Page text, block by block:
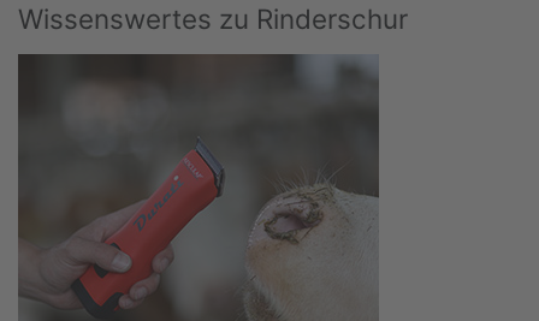
Wissenswertes zu Rinderschur